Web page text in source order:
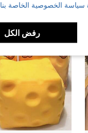
سياسة الخصوصية الخاصة بنا.
رفض الكل